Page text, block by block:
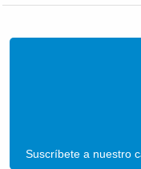
Suscríbete a nuestro